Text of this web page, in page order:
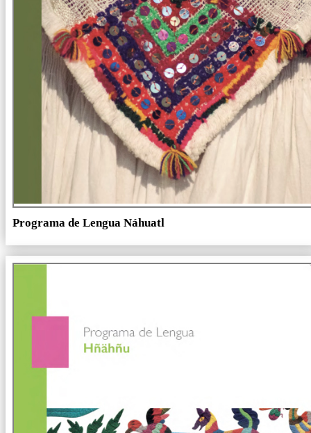
Programa de Lengua Náhuatl